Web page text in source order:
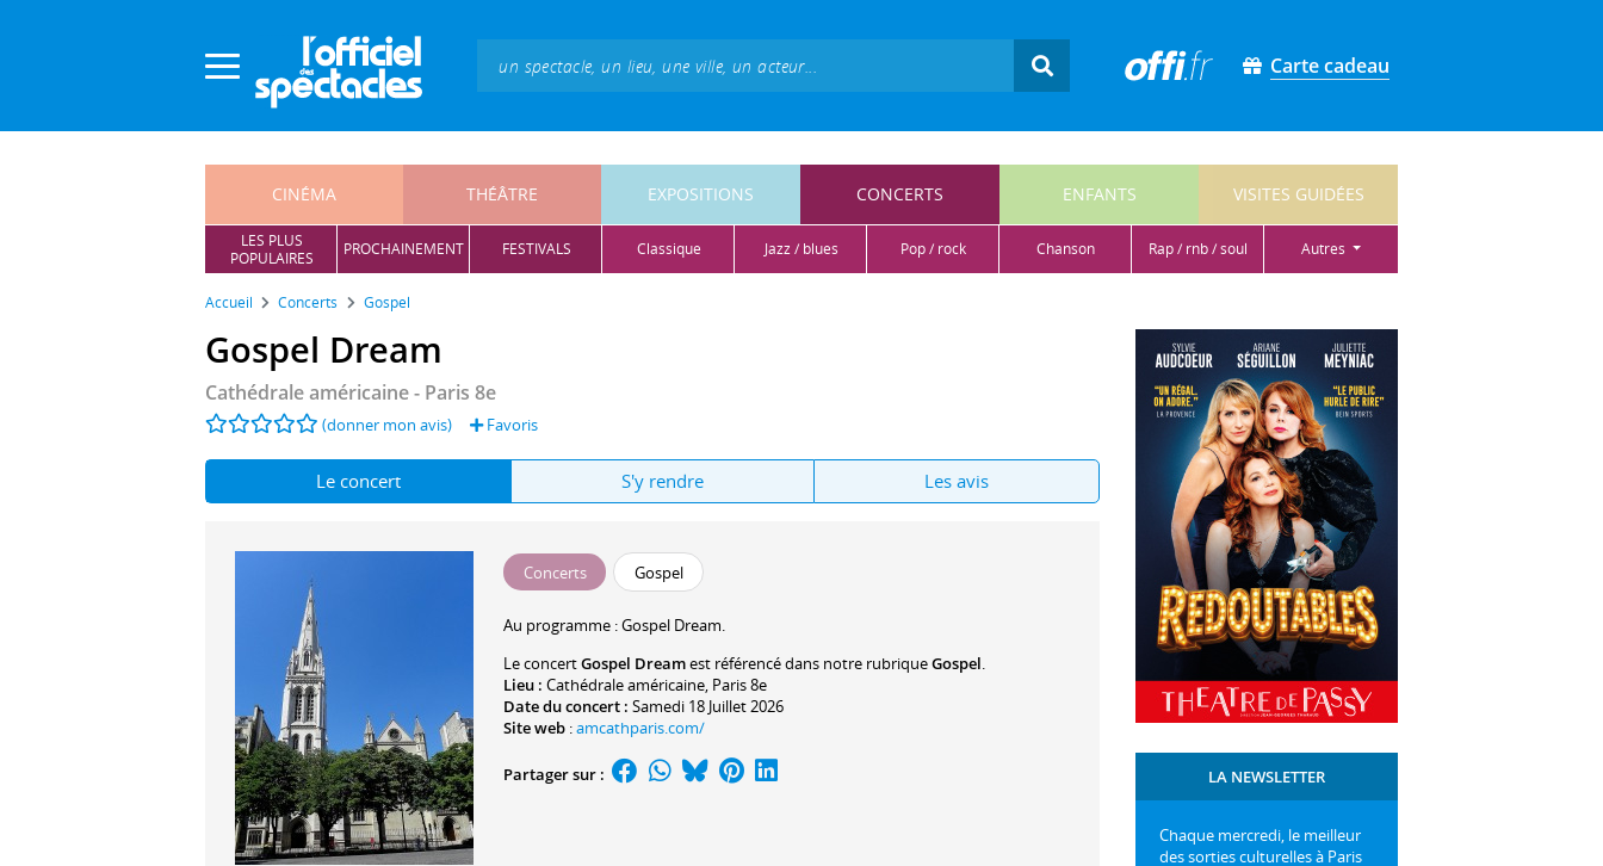
Carte cadeau
CINÉMA THÉÂTRE EXPOSITIONS CONCERTS ENFANTS VISITES GUIDÉES
LES PLUS
POPULAIRES
PROCHAINEMENT FESTIVALS classique jazz / blues pop / rock chanson rap / rnb / soul autres
Accueil Concerts Gospel
Gospel Dream
Cathédrale américaine- Paris 8e
(donner mon avis) Favoris
Le concert S'y rendre Les avis
Concerts Gospel
Au programme :Gospel Dream.
Le concertGospel Dreamest référencé dans notre rubriqueGospel.
Lieu : Cathédrale américaine, Paris 8e
Date du concert : Samedi 18 Juillet 2026
Site web :amcathparis.com/
Partager sur : LA NEWSLETTER
Chaque mercredi, le meilleur
des sorties culturelles à Paris